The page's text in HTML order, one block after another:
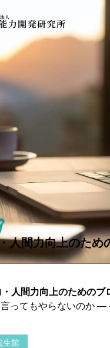
人間力向上のため
力向上のためのブログ
者の声
お申込み
人間力向上のためのブ
言ってもやらないのか
生館